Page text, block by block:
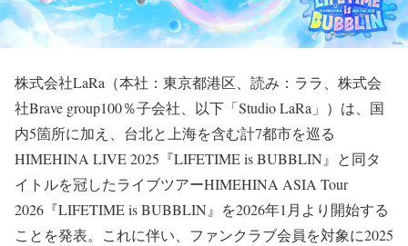
株式会社LaRa（本社：東京都港区、読み：ララ、株式会
社Brave group100％子会社、以下「Studio LaRa」）は、国
内5箇所に加え、台北と上海を含む計7都市を巡る
HIMEHINA LIVE 2025『LIFETIME is BUBBLIN』と同タ
イトルを冠したライブツアーHIMEHINA ASIA Tour
2026『LIFETIME is BUBBLIN』を2026年1月より開始する
ことを発表。これに伴い、ファンクラブ会員を対象に2025